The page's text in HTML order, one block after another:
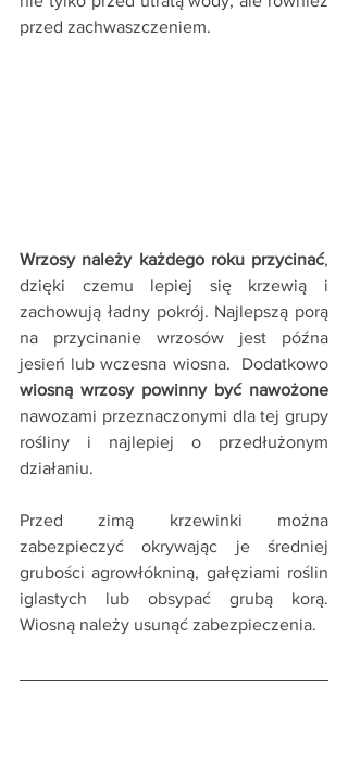
przed zachwaszczeniem.
Wrzosy należy każdego roku przycinać,
dzięki czemu lepiej się krzewią i
zachowują ładny pokrój. Najlepszą porą
na przycinanie wrzosów jest późna
wiosną wrzosy powinny być nawożone
nawozami przeznaczonymi dla tej grupy
rośliny i najlepiej o przedłużonym
działaniu.
Przed zimą krzewinki można
zabezpieczyć okrywając je średniej
grubości agrowłókniną, gałęziami roślin
iglastych lub obsypać grubą korą.
Wiosną należy usunąć zabezpieczenia.